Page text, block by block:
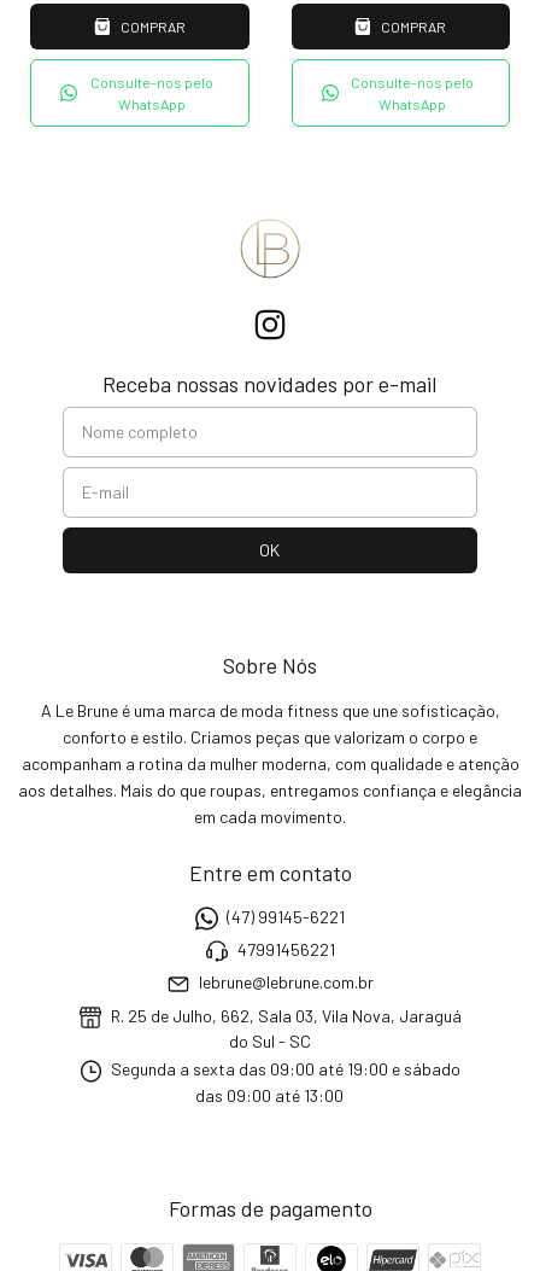
COMPRAR
Consulte-nos pelo
WhatsApp
COMPRAR
Consulte-nos pelo
WhatsApp
Receba nossas novidades por e-mail
Sobre Nós
A Le Brune é uma marca de moda fitness que une sofisticação,
conforto e estilo. Criamos peças que valorizam o corpo e
acompanham a rotina da mulher moderna, com qualidade e atenção
aos detalhes. Mais do que roupas, entregamos confiança e elegância
em cada movimento.
Entre em contato
(47) 99145-6221
47991456221
lebrune@lebrune.com.br
R. 25 de Julho, 662, Sala 03, Vila Nova, Jaraguá
do Sul - SC
Segunda a sexta das 09:00 até 19:00 e sábado
das 09:00 até 13:00
Formas de pagamento